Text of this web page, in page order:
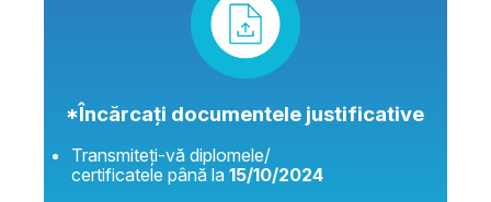
*Încărcați documentele justificative
Transmiteți-vă diplomele/
certificatele până la 15/10/2024